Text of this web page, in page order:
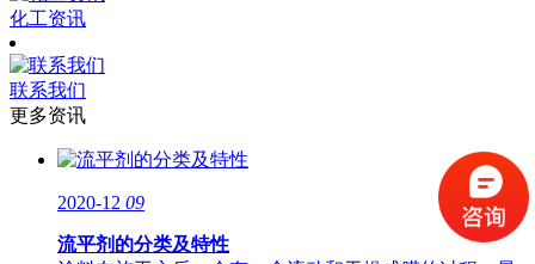
化工资讯
联系我们
更多资讯
2020-12 09
流平剂的分类及特性